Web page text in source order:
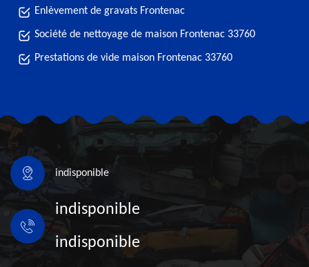
Enlèvement de gravats Frontenac
Société de nettoyage de maison Frontenac 33760
Prestations de vide maison Frontenac 33760
indisponible
indisponible
indisponible